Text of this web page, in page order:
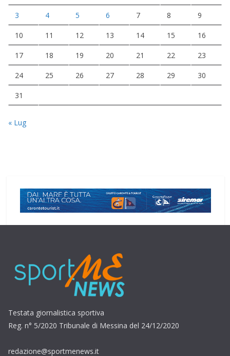
3 4 5 6 7 8 9
10 11 12 13 14 15 16
17 18 19 20 21 22 23
24 25 26 27 28 29 30
31
« Lug
Testata giornalistica sportiva
Reg. n° 5/2020 Tribunale di Messina del 24/12/2020
redazione@sportmenews.it